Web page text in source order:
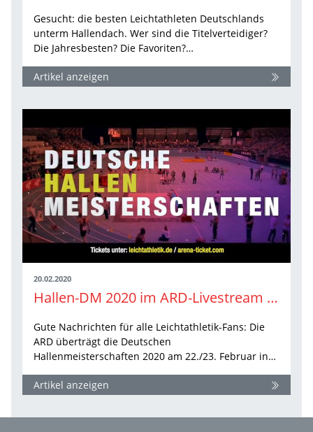
Gesucht: die besten Leichtathleten Deutschlands
unterm Hallendach. Wer sind die Titelverteidiger?
Die Jahresbesten? Die Favoriten?…
Artikel anzeigen
20.02.2020
Hallen-DM 2020 im ARD-Livestream - Zeitplan unserer Teilnehmer/innen online
Gute Nachrichten für alle Leichtathletik-Fans: Die
ARD überträgt die Deutschen
Hallenmeisterschaften 2020 am 22./23. Februar in…
Artikel anzeigen